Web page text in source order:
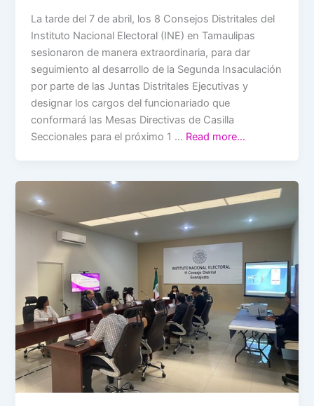
La tarde del 7 de abril, los 8 Consejos Distritales del
Instituto Nacional Electoral (INE) en Tamaulipas
sesionaron de manera extraordinaria, para dar
seguimiento al desarrollo de la Segunda Insaculación
por parte de las Juntas Distritales Ejecutivas y
designar los cargos del funcionariado que
conformará las Mesas Directivas de Casilla
Seccionales para el próximo 1 … Read more…